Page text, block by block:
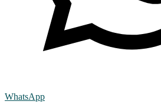
WhatsApp